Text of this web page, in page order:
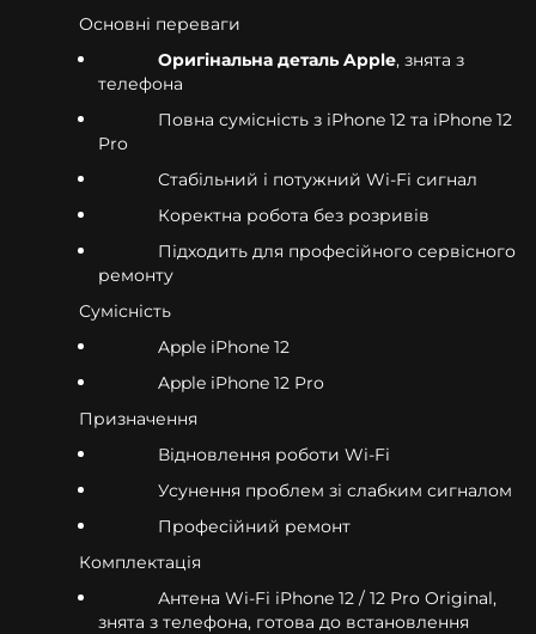
Основні переваги
Оригінальна деталь Apple, знята з
телефона
Повна сумісність з iPhone 12 та iPhone 12
Pro
Стабільний і потужний Wi-Fi сигнал
Коректна робота без розривів
Підходить для професійного сервісного
ремонту
Сумісність
Apple iPhone 12
Apple iPhone 12 Pro
Призначення
Відновлення роботи Wi-Fi
Усунення проблем зі слабким сигналом
Професійний ремонт
Комплектація
Антена Wi-Fi iPhone 12 / 12 Pro Original,
знята з телефона, готова до встановлення